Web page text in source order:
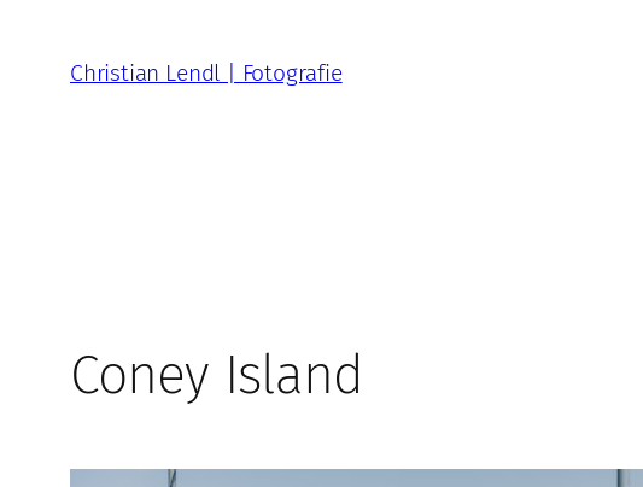
springen
Christian Lendl | Fotografie
Coney Island